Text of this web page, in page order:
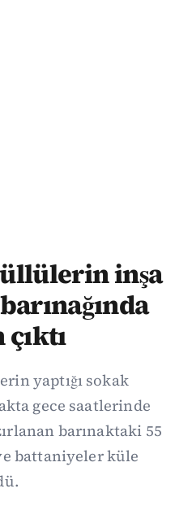
inşa
yaptığı sokak
gece saatlerinde
barınaktaki 55
battaniyeler küle